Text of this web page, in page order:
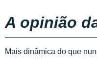
A opinião
Mais dinâmica do que